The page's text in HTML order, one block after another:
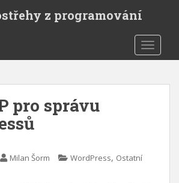
z programování
pro správu
Milan Šorm WordPress, Ostatní